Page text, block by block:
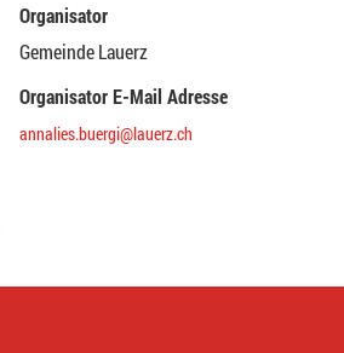
Organisator
Gemeinde Lauerz
Organisator E-Mail Adresse
annalies.buergi@lauerz.ch